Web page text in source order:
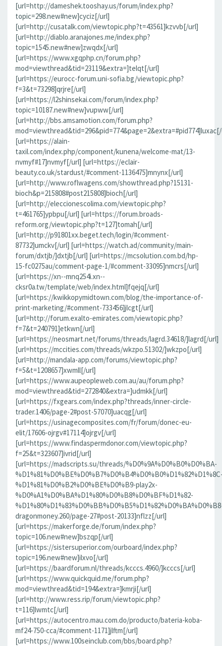
[url=http://dameshek.tooshay.us/forum/index.php?
topic=298.new#new]cyciz[/url]
[url=http://cusatalk.com/viewtopic.php?t=43561]kzvvb[/url]
[url=http://diablo.aranajones.me/index.php?
topic=1545.new#new]zwqdx[/url]
[url=https://www.xgqphp.cn/forum.php?
mod=viewthread&tid=23119&extra=]telqt[/url]
[url=https://eurocc-forum.uni-sofia.bg/viewtopic.php?
f=3&t=73298]qrjre[/url]
[url=https://l2shinsekai.com/forum/index.php?
topic=10187.new#new]vupww[/url]
[url=http://bbs.amsamotion.com/forum.php?
[url=https://alain-
taxil.com/index.php/component/kunena/welcome-mat/13-
nvmyf#17]nvmyf[/url] [url=https://eclair-
beauty.co.uk/stardust/#comment-1136475]mnynx[/url]
[url=http://www.roflwagens.com/showthread.php?15131-
bioch&p=215808#post215808]bioch[/url]
[url=http://eleccionescolima.com/viewtopic.php?
t=461765]ypbpu[/url] [url=https://forum.broads-
reform.org/viewtopic.php?t=127]tomah[/url]
[url=http://p91801xx.beget.tech/login/#comment-
87732]umckv[/url] [url=https://watch.ad/community/main-
forum/dxtjb/]dxtjb[/url] [url=https://mcsolution.com.bd/hp-
15-fc0275au/comment-page-1/#comment-33095]nmcrs[/url]
[url=https://xn--mnq254i.xn--
cksr0a.tw/template/web/index.html]fqejq[/url]
[url=https://kwikkopymidtown.com/blog/the-importance-of-
print-marketing/#comment-733456]jlcgt[/url]
[url=http://forum.exalto-emirates.com/viewtopic.php?
f=7&t=240791]etkwn[/url]
[url=https://neosmart.net/forums/threads/lagrd.34618/]lagrd[/url]
[url=https://mccities.com/threads/wkzpo.51302/]wkzpo[/url]
[url=http://mandala-app.com/forums/viewtopic.php?
f=5&t=1208657]xwmll[/url]
[url=https://www.aupeopleweb.com.au/au/forum.php?
mod=viewthread&tid=272840&extra=]udmkk[/url]
[url=https://fxgears.com/index.php?threads/inner-circle-
trader.1406/page-2#post-57070]uacqg[/url]
[url=https://usinagecomposites.com/fr/forum/donec-eu-
elit/17606-ojrgv#17114]ojrgv[/url]
[url=https://www.findaspermdonor.com/viewtopic.php?
f=25&t=323607]ivrid[/url]
[url=https://madscripts.su/threads/%D0%9A%D0%B0%D0%BA-
%D1%81%D0%B2%D0%BE%D0%B9-play2x-
%D0%A1%D0%BA%D1%80%D0%B8%D0%BF%D1%82-
dragonmoney.260/page-27#post-20133]nflzz[/url]
[url=https://makerforge.de/forum/index.php?
topic=106.new#new]bszqp[/url]
[url=https://sistersuperior.com/ourboard/index.php?
topic=196.new#new]ilxvo[/url]
[url=https://baardforum.nl/threads/kcccs.4960/]kcccs[/url]
[url=https://www.quickquid.me/forum.php?
mod=viewthread&tid=194&extra=]kmrji[/url]
[url=http://www.ress.rip/forum/viewtopic.php?
t=116]lwmtc[/url]
[url=https://autocentro.mau.com.do/producto/bateria-koba-
mf24-750-cca/#comment-1171]jlftm[/url]
[url=https://www.100seinclub.com/bbs/board.php?